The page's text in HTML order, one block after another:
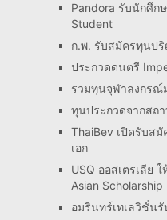
Pandora รับนักศึก
Student
ก.พ. รับสมัครทุนป
ประกวดดนตรี
รวมทุนจุฬาลงกรณ์
ทุนประกวดจากสถ
ThaiBev เปิดรับส
เอก
USQ ออสเตรเลีย
Asian Scholarship
อมรินทร์เทเลวิชั่น